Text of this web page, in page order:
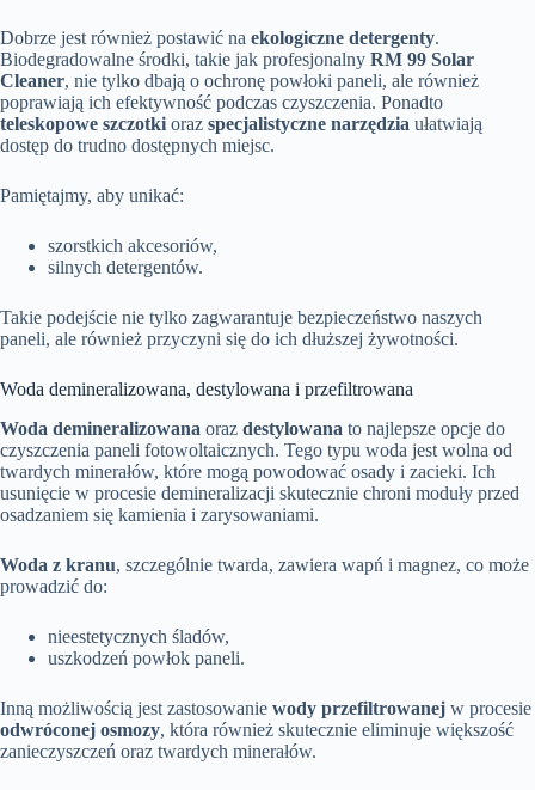
Dobrze jest również postawić na ekologiczne detergenty.
Biodegradowalne środki, takie jak profesjonalny RM 99 Solar
Cleaner, nie tylko dbają o ochronę powłoki paneli, ale również
poprawiają ich efektywność podczas czyszczenia. Ponadto
teleskopowe szczotki oraz specjalistyczne narzędzia ułatwiają
dostęp do trudno dostępnych miejsc.
Pamiętajmy, aby unikać:
szorstkich akcesoriów,
silnych detergentów.
Takie podejście nie tylko zagwarantuje bezpieczeństwo naszych
paneli, ale również przyczyni się do ich dłuższej żywotności.
Woda demineralizowana, destylowana i przefiltrowana
Woda demineralizowana oraz destylowana to najlepsze opcje do
czyszczenia paneli fotowoltaicznych. Tego typu woda jest wolna od
twardych minerałów, które mogą powodować osady i zacieki. Ich
usunięcie w procesie demineralizacji skutecznie chroni moduły przed
osadzaniem się kamienia i zarysowaniami.
Woda z kranu, szczególnie twarda, zawiera wapń i magnez, co może
prowadzić do:
nieestetycznych śladów,
uszkodzeń powłok paneli.
Inną możliwością jest zastosowanie wody przefiltrowanej w procesie
odwróconej osmozy, która również skutecznie eliminuje większość
zanieczyszczeń oraz twardych minerałów.